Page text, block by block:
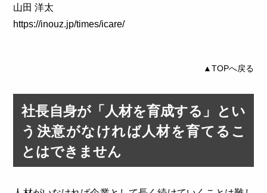
山田 洋太
https://inouz.jp/times/icare/
▲TOPへ戻る
社長自身が「人材を育成する」とい
う決意がなければ人材を育てるこ
とはできません